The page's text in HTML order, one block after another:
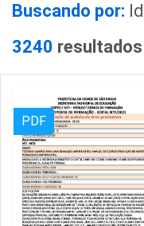
Buscando por:
3240 resultados
PDF